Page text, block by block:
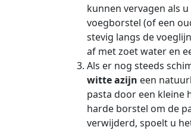
kunnen vervagen als
voegborstel (of een
stevig langs de
af met zoet water en
Als er nog steeds
witte azijn een
pasta door een kleine
harde borstel om de
verwijderd, spoelt u